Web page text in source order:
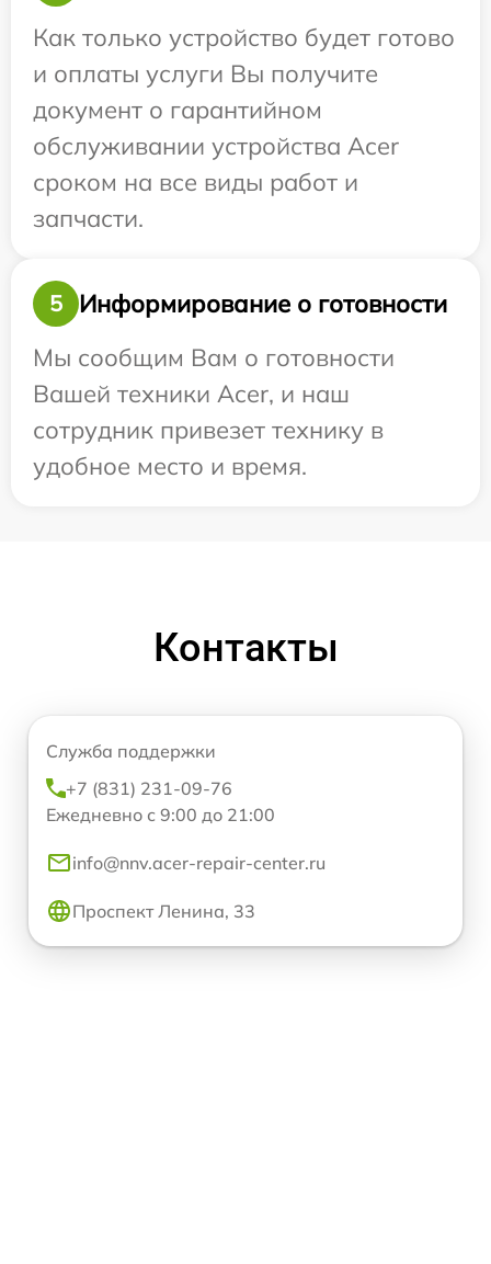
Как только устройство будет готово
и оплаты услуги Вы получите
документ о гарантийном
обслуживании устройства Acer
сроком на все виды работ и
запчасти.
5
Информирование о готовности
Мы сообщим Вам о готовности
Вашей техники Acer, и наш
сотрудник привезет технику в
удобное место и время.
Контакты
Служба поддержки
+7 (831) 231-09-76
Ежедневно с 9:00 до 21:00
info@nnv.acer-repair-center.ru
Проспект Ленина, 33